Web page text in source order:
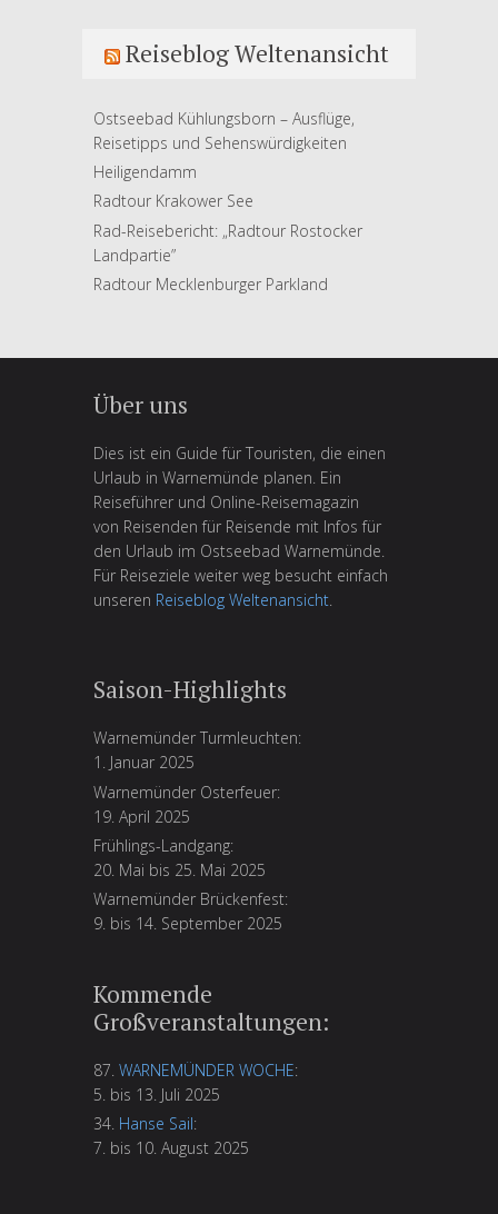
Reiseblog Weltenansicht
Ostseebad Kühlungsborn – Ausflüge,
Reisetipps und Sehenswürdigkeiten
Heiligendamm
Radtour Krakower See
Rad-Reisebericht: „Radtour Rostocker
Landpartie”
Radtour Mecklenburger Parkland
Über uns
Dies ist ein Guide für Touristen, die einen
Urlaub in Warnemünde planen. Ein
Reiseführer und Online-Reisemagazin
von Reisenden für Reisende mit Infos für
den Urlaub im Ostseebad Warnemünde.
Für Reiseziele weiter weg besucht einfach
unseren Reiseblog Weltenansicht.
Saison-Highlights
Warnemünder Turmleuchten:
1. Januar 2025
Warnemünder Osterfeuer:
19. April 2025
Frühlings-Landgang:
20. Mai bis 25. Mai 2025
Warnemünder Brückenfest:
9. bis 14. September 2025
Kommende
Großveranstaltungen:
87. WARNEMÜNDER WOCHE:
5. bis 13. Juli 2025
34. Hanse Sail:
7. bis 10. August 2025